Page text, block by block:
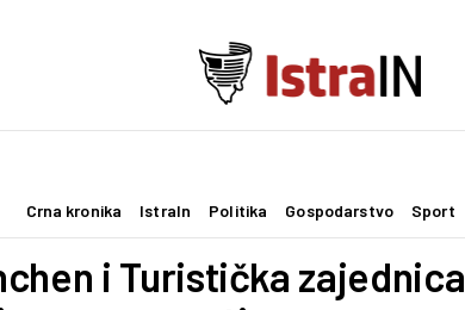
Crna kronika IstraIn Politika Gospodarstvo Sport
i Turistička zajednica